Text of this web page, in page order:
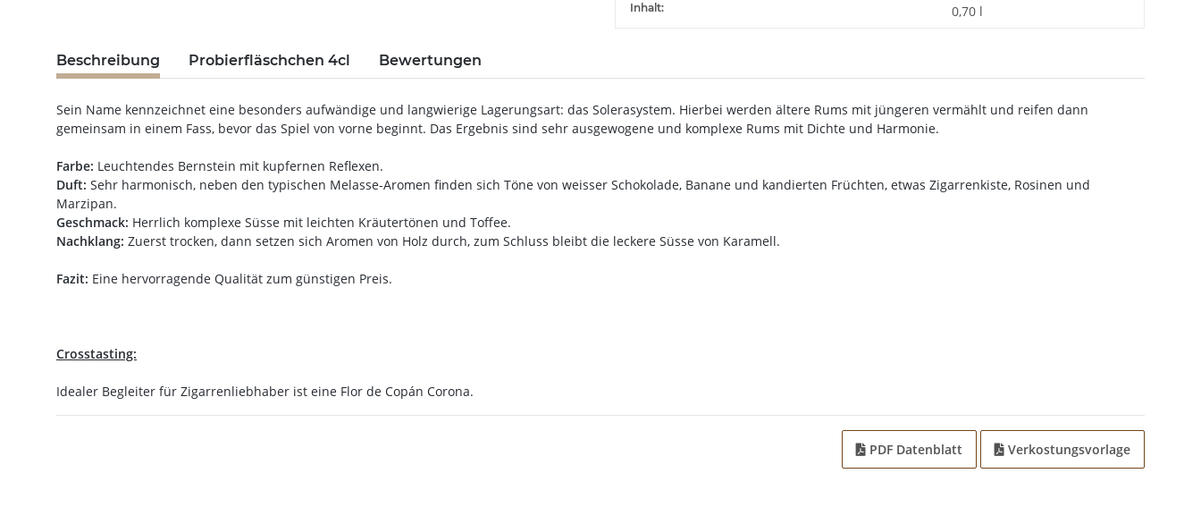
Inhalt: 0,70 l
Beschreibung Probierfläschchen 4cl Bewertungen
Sein Name kennzeichnet eine besonders aufwändige und langwierige Lagerungsart: das Solerasystem. Hierbei werden ältere Rums mit jüngeren vermählt und reifen dann
gemeinsam in einem Fass, bevor das Spiel von vorne beginnt. Das Ergebnis sind sehr ausgewogene und komplexe Rums mit Dichte und Harmonie.
Farbe: Leuchtendes Bernstein mit kupfernen Reflexen.
Duft: Sehr harmonisch, neben den typischen Melasse-Aromen finden sich Töne von weisser Schokolade, Banane und kandierten Früchten, etwas Zigarrenkiste, Rosinen und
Marzipan.
Geschmack: Herrlich komplexe Süsse mit leichten Kräutertönen und Toffee.
Nachklang: Zuerst trocken, dann setzen sich Aromen von Holz durch, zum Schluss bleibt die leckere Süsse von Karamell.
Fazit: Eine hervorragende Qualität zum günstigen Preis.
Crosstasting:
Idealer Begleiter für Zigarrenliebhaber ist eine Flor de Copán Corona.
PDF Datenblatt Verkostungsvorlage